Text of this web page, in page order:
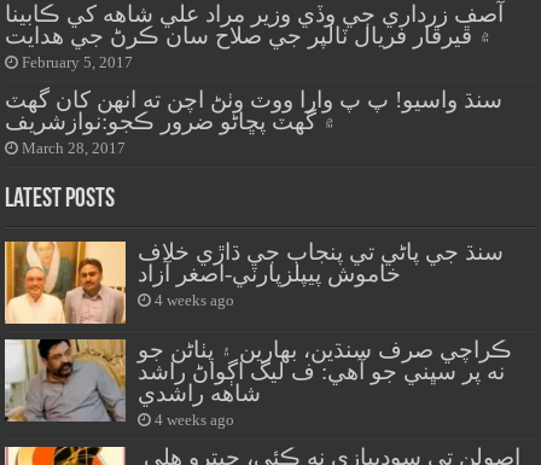
آصف زرداري جي وڏي وزير مراد علي شاهه کي ڪابينا
۾ ڦيرڦار فريال ٽالپر جي صلاح سان ڪرڻ جي هدايت
February 5, 2017
سنڌ واسيو! پ پ وارا ووٽ وٺڻ اچن ته انهن کان گهٽ
۾ گهٽ پڇاڻو ضرور ڪجو:نوازشريف
March 28, 2017
Latest Posts
سنڌ جي پاڻي تي پنجاب جي ڌاڙي خلاف
خاموش پيپلزپارٽي-اصغر آزاد
4 weeks ago
ڪراچي صرف سنڌين، بهارين ۽ پٺاڻن جو
نه پر سڀني جو آهي: ف ليگ اڳواڻ راشد
شاهه راشدي
4 weeks ago